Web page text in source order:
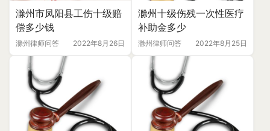
滁州市凤阳县工伤十级赔
偿多少钱
滁州律师问答 2022年8月26日
滁州十级伤残一次性医疗
补助金多少
滁州律师问答 2022年8月25日